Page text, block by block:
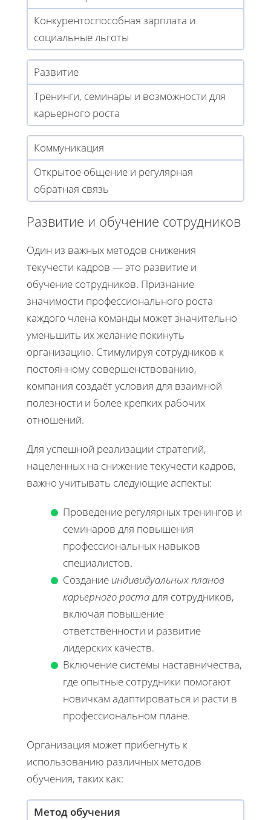
Конкурентоспособная зарплата и
социальные льготы
Развитие
Тренинги, семинары и возможности для
карьерного роста
Коммуникация
Открытое общение и регулярная
обратная связь
Развитие и обучение сотрудников
Один из важных методов снижения
текучести кадров — это развитие и
обучение сотрудников. Признание
значимости профессионального роста
каждого члена команды может значительно
уменьшить их желание покинуть
организацию. Стимулируя сотрудников к
постоянному совершенствованию,
компания создаёт условия для взаимной
полезности и более крепких рабочих
отношений.
Для успешной реализации стратегий,
нацеленных на снижение текучести кадров,
важно учитывать следующие аспекты:
Проведение регулярных тренингов и
семинаров для повышения
профессиональных навыков
специалистов.
Создание индивидуальных планов
карьерного ростадля сотрудников,
включая повышение
ответственности и развитие
лидерских качеств.
Включение системы наставничества,
где опытные сотрудники помогают
новичкам адаптироваться и расти в
профессиональном плане.
Организация может прибегнуть к
использованию различных методов
обучения, таких как:
Метод обучения